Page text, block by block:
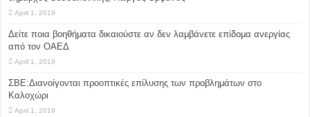
April 1, 2019
Δείτε ποια βοηθήματα δικαιούστε αν δεν λαμβάνετε επίδομα ανεργίας
από τον ΟΑΕΔ
April 1, 2019
ΣΒΕ:Διανοίγονται προοπτικές επίλυσης των προβλημάτων στο
Καλοχώρι
April 1, 2019